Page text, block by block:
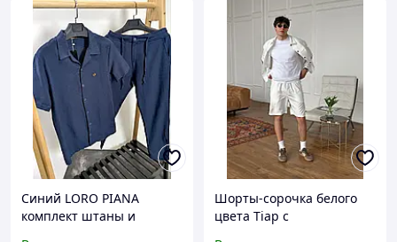
Синий LORO PIANA
комплект штаны и
Шорты-сорочка белого
цвета Тіар с